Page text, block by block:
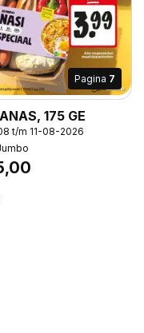
Pagina 7
175 GE
t/m 11-08-2026